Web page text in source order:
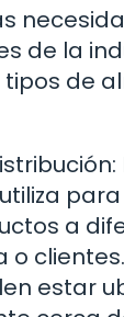
de la
tipos de
a
o
estar